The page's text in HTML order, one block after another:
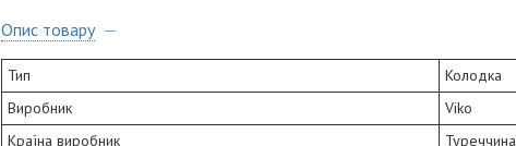
Опис товару
Тип
Колодка
Виробник
Viko
Країна виробник
Туреччина